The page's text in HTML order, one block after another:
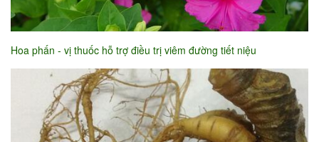
Hoa phấn - vị thuốc hỗ trợ điều trị viêm đường tiết niệu